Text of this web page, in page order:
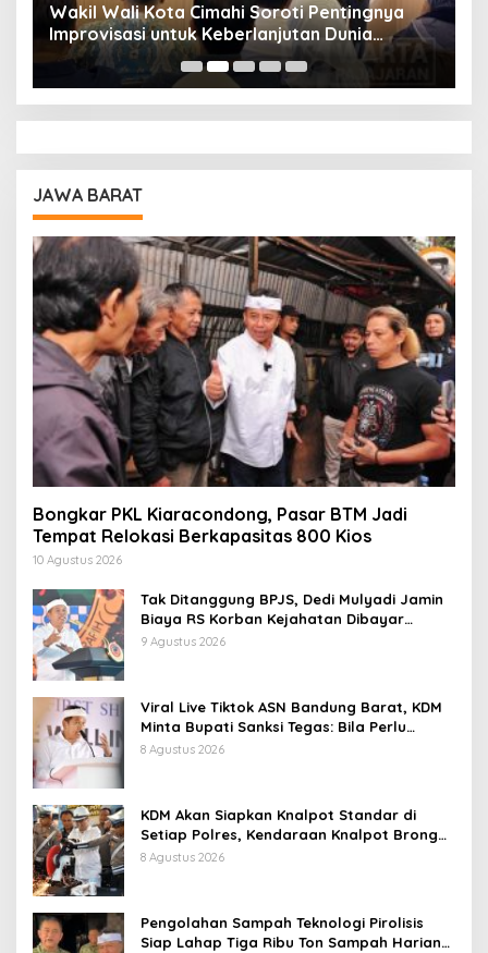
Wakil Wali Kota Cimahi Soroti Pentingnya
Improvisasi untuk Keberlanjutan Dunia
Pendidikan
JAWA BARAT
Bongkar PKL Kiaracondong, Pasar BTM Jadi
Tempat Relokasi Berkapasitas 800 Kios
10 Agustus 2026
Tak Ditanggung BPJS, Dedi Mulyadi Jamin
Biaya RS Korban Kejahatan Dibayar
Pemprov Jabar
9 Agustus 2026
Viral Live Tiktok ASN Bandung Barat, KDM
Minta Bupati Sanksi Tegas: Bila Perlu
Pemberhentian
8 Agustus 2026
KDM Akan Siapkan Knalpot Standar di
Setiap Polres, Kendaraan Knalpot Brong
Tertangkap Langsung Ganti
8 Agustus 2026
Pengolahan Sampah Teknologi Pirolisis
Siap Lahap Tiga Ribu Ton Sampah Harian